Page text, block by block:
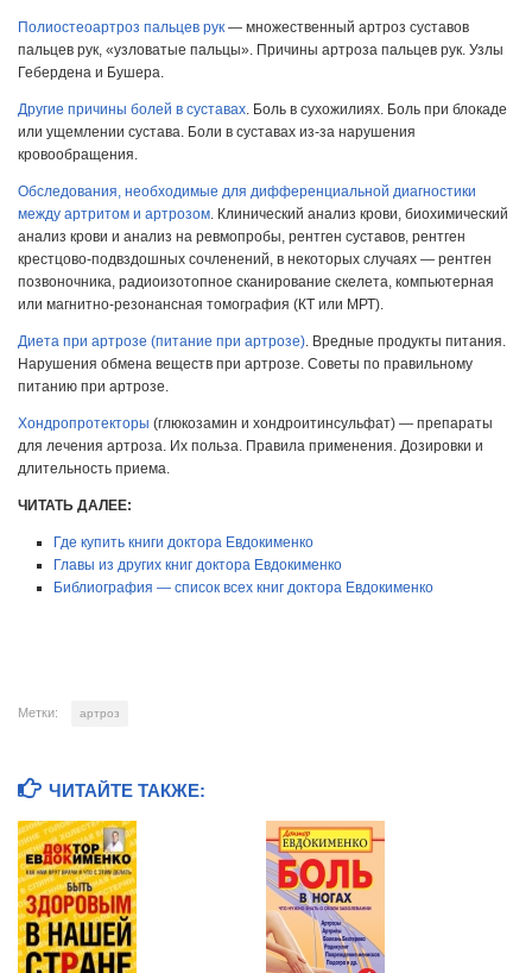
Полиостеоартроз пальцев рук — множественный артроз суставов
пальцев рук, «узловатые пальцы». Причины артроза пальцев рук. Узлы
Гебердена и Бушера.
Другие причины болей в суставах . Боль в сухожилиях. Боль при блокаде
или ущемлении сустава. Боли в суставах из-за нарушения
кровообращения.
Обследования, необходимые для дифференциальной диагностики
между артритом и артрозом . Клинический анализ крови, биохимический
анализ крови и анализ на ревмопробы, рентген суставов, рентген
крестцово-подвздошных сочленений, в некоторых случаях — рентген
позвоночника, радиоизотопное сканирование скелета, компьютерная
или магнитно-резонансная томография (КТ или МРТ).
Диета при артрозе (питание при артрозе). Вредные продукты питания.
Нарушения обмена веществ при артрозе. Советы по правильному
питанию при артрозе.
Хондропротекторы (глюкозамин и хондроитинсульфат) — препараты
для лечения артроза. Их польза. Правила применения. Дозировки и
длительность приема.
ЧИТАТЬ ДАЛЕЕ:
Где купить книги доктора Евдокименко
Главы из других книг доктора Евдокименко
Библиография — список всех книг доктора Евдокименко
Метки: артроз
ЧИТАЙТЕ ТАКЖЕ: